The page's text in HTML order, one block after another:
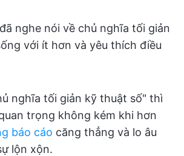
nghe nói về chủ nghĩa tối giản
với ít hơn và yêu thích điều
nghĩa tối giản kỹ thuật số" thì
trọng không kém khi hơn
báo cáo căng thẳng và lo âu
lộn xộn.